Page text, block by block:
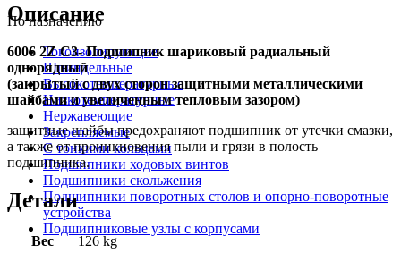
По назначению
Токоизолирующие
Шпиндельные
Высокотемпературные
Низкотемпературные
Нержавеющие
Закрепляемые
С тонкими кольцами
Подшипники ходовых винтов
Подшипники скольжения
Подшипники поворотных столов и опорно-поворотные
устройства
Подшипниковые узлы с корпусами
Описание
6006 2Z C3- Подшипник шариковый радиальный
однорядный
(закрытый с двух сторон защитными металлическими
шайбами и увеличенным тепловым зазором)
защитные шайбы предохраняют подшипник от утечки смазки,
а также от проникновения пыли и грязи в полость
подшипника.
Детали
Вес
126 kg